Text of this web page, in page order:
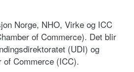
Norge, NHO, Virke og ICC
of Commerce). Det blir
(UDI) og
of Commerce (ICC).